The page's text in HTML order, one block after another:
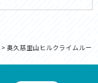
> 奥久慈里山ヒルクライムルー